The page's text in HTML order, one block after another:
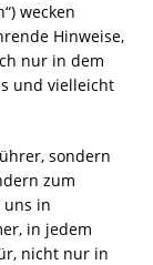
wecken
Hinweise,
nur in dem
und vielleicht
sondern
zum
uns in
in jedem
nicht nur in